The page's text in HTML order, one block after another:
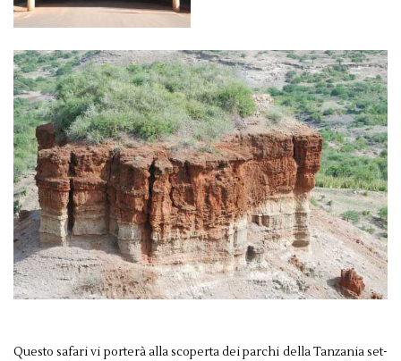
Questo safari vi porterà alla scop­erta dei parchi della Tan­za­nia set­